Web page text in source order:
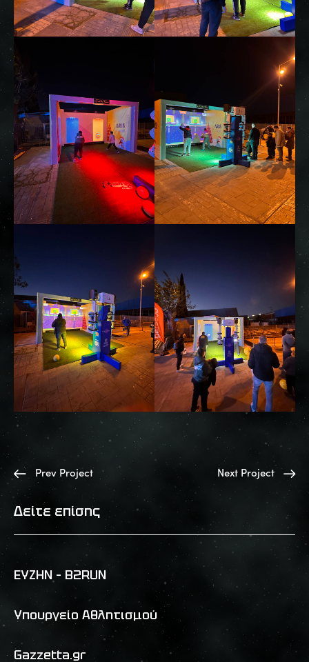
Prev Project Next Project
Δείτε επίσης
ΕΥΖΗΝ – B2RUN
Υπουργείο Αθλητισμού
Gazzetta.gr